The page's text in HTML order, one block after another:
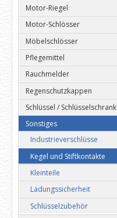
Motor-Riegel
Motor-Schlösser
Möbelschlösser
Pflegemittel
Rauchmelder
Regenschutzkappen
Schlüssel / Schlüsselschrank
Sonstiges
Industrieverschlüsse
Kegel und Stiftkontakte
Kleinteile
Ladungssicherheit
Schlüsselzubehör